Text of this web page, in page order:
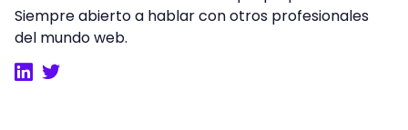
Siempre abierto a hablar con otros profesionales
del mundo web.
LinkedIn